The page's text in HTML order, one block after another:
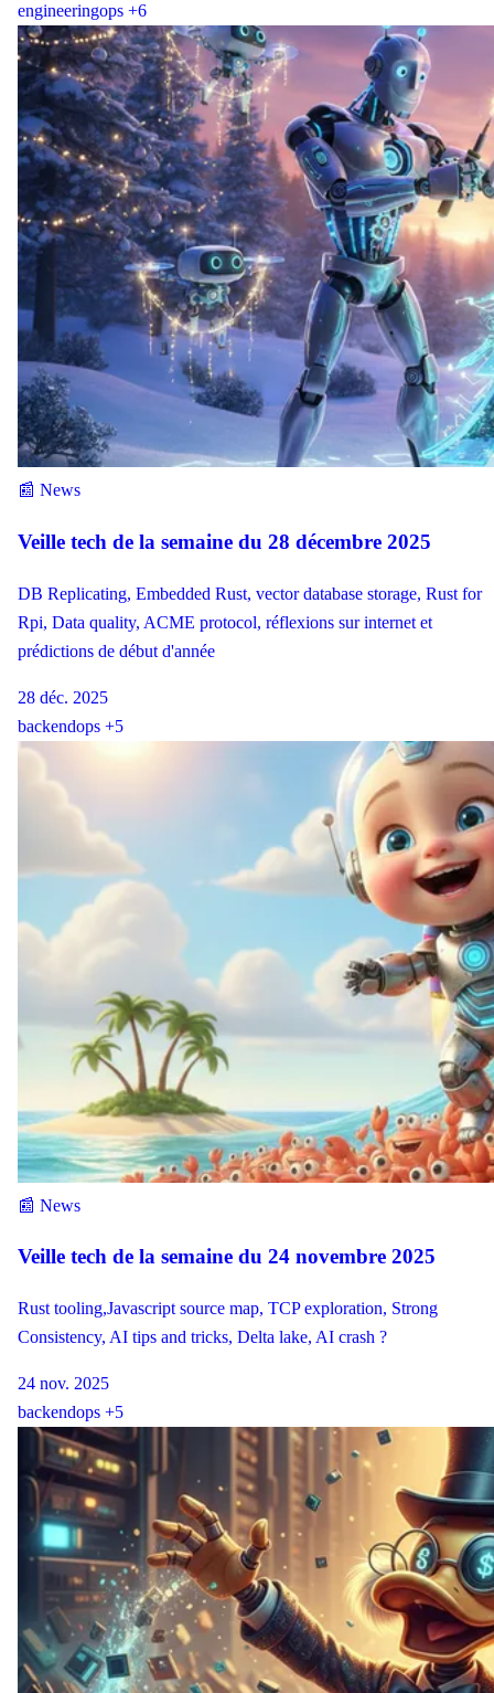
engineeringops +6
📰 News
Veille tech de la semaine du 28 décembre 2025
DB Replicating, Embedded Rust, vector database storage, Rust for
Rpi, Data quality, ACME protocol, réflexions sur internet et
prédictions de début d'année
28 déc. 2025
backendops +5
📰 News
Veille tech de la semaine du 24 novembre 2025
Rust tooling,Javascript source map, TCP exploration, Strong
Consistency, AI tips and tricks, Delta lake, AI crash ?
24 nov. 2025
backendops +5